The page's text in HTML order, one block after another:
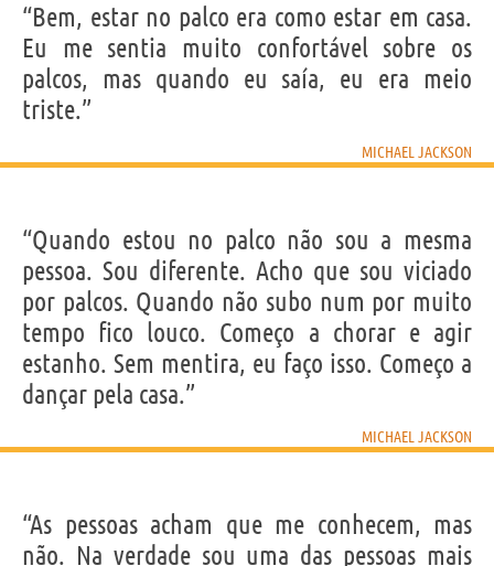
“Bem, estar no palco era como estar em casa.
Eu me sentia muito confortável sobre os
palcos, mas quando eu saía, eu era meio
triste.”
MICHAEL JACKSON
“Quando estou no palco não sou a mesma
pessoa. Sou diferente. Acho que sou viciado
por palcos. Quando não subo num por muito
tempo fico louco. Começo a chorar e agir
estanho. Sem mentira, eu faço isso. Começo a
dançar pela casa.”
MICHAEL JACKSON
“As pessoas acham que me conhecem, mas
não. Na verdade sou uma das pessoas mais